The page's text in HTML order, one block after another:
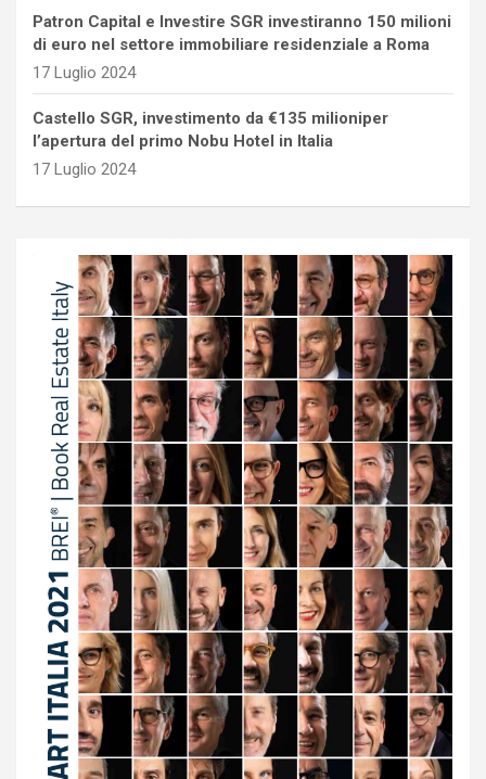
Patron Capital e Investire SGR investiranno 150 milioni
di euro nel settore immobiliare residenziale a Roma
17 Luglio 2024
Castello SGR, investimento da €135 milioniper
l’apertura del primo Nobu Hotel in Italia
17 Luglio 2024